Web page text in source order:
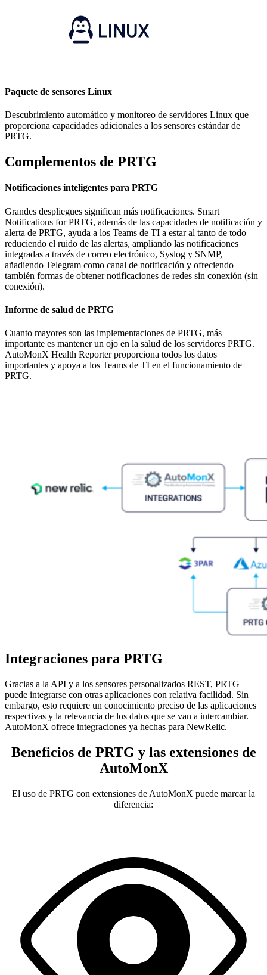
Paquete de sensores Linux
Descubrimiento automático y monitoreo de servidores Linux que
proporciona capacidades adicionales a los sensores estándar de
PRTG.
Complementos de PRTG
Notificaciones inteligentes para PRTG
Grandes despliegues significan más notificaciones. Smart
Notifications for PRTG, además de las capacidades de notificación y
alerta de PRTG, ayuda a los Teams de TI a estar al tanto de todo
reduciendo el ruido de las alertas, ampliando las notificaciones
integradas a través de correo electrónico, Syslog y SNMP,
añadiendo Telegram como canal de notificación y ofreciendo
también formas de obtener notificaciones de redes sin conexión (sin
conexión).
Informe de salud de PRTG
Cuanto mayores son las implementaciones de PRTG, más
importante es mantener un ojo en la salud de los servidores PRTG.
AutoMonX Health Reporter proporciona todos los datos
importantes y apoya a los Teams de TI en el funcionamiento de
PRTG.
Integraciones para PRTG
Gracias a la API y a los sensores personalizados REST, PRTG
puede integrarse con otras aplicaciones con relativa facilidad. Sin
embargo, esto requiere un conocimiento preciso de las aplicaciones
respectivas y la relevancia de los datos que se van a intercambiar.
AutoMonX ofrece integraciones ya hechas para NewRelic.
Beneficios de PRTG y las extensiones de
AutoMonX
El uso de PRTG con extensiones de AutoMonX puede marcar la
diferencia: